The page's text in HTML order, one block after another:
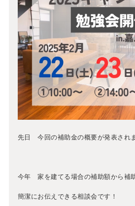
先日 今回の補助金の概要が発表され
今年 家を建てる場合の補助額から補
簡潔にお伝えできる相談会です！